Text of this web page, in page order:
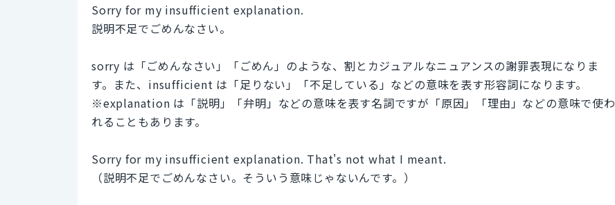
Sorry for my insufficient explanation.
説明不足でごめんなさい。
sorry は「ごめんなさい」「ごめん」のような、割とカジュアルなニュアンスの謝罪表現になりま
す。また、insufficient は「足りない」「不足している」などの意味を表す形容詞になります。
※explanation は「説明」「弁明」などの意味を表す名詞ですが「原因」「理由」などの意味で使わ
れることもあります。
Sorry for my insufficient explanation. That's not what I meant.
（説明不足でごめんなさい。そういう意味じゃないんです。）